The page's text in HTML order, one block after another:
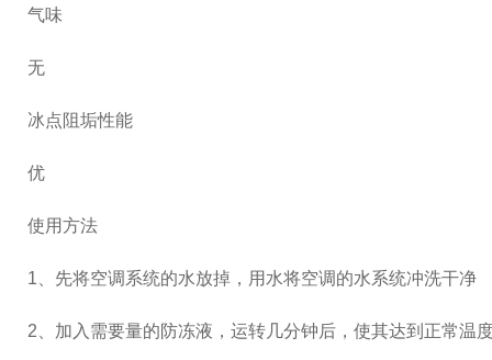
气味
无
冰点阻垢性能
优
使用方法
1、先将空调系统的水放掉，用水将空调的水系统冲洗干净
2、加入需要量的防冻液，运转几分钟后，使其达到正常温